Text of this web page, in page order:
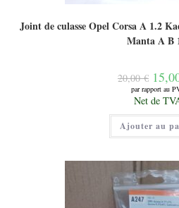
Joint de culasse Opel Corsa A 1.2
Manta A B
20,00€ Le
prix
initial
était :
20,00
par rapport au
Le
prix
actuel
est :
15,00 €.
Net de
Ajouter au